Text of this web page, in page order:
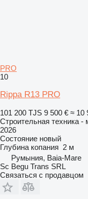
PRO
10
Rippa R13 PRO
101 200 TJS 9 500 € ≈ 10
Строительная техника -
2026
Состояние новый
Глубина копания 2 м
Румыния, Baia-Mare
Sc Begu Trans SRL
Связаться с продавцом